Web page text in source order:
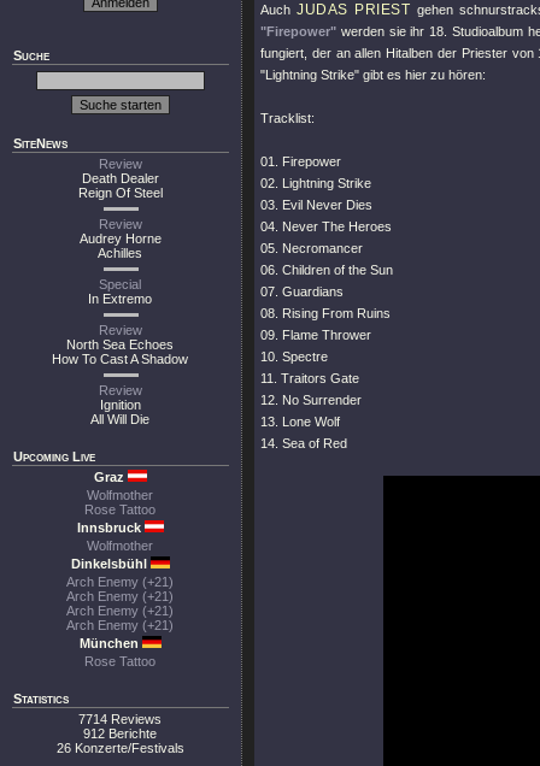
Suche
SiteNews
Review
Death Dealer
Reign Of Steel
Review
Audrey Horne
Achilles
Special
In Extremo
Review
North Sea Echoes
How To Cast A Shadow
Review
Ignition
All Will Die
Upcoming Live
Graz
Wolfmother
Rose Tattoo
Innsbruck
Wolfmother
Dinkelsbühl
Arch Enemy (+21)
Arch Enemy (+21)
Arch Enemy (+21)
Arch Enemy (+21)
München
Rose Tattoo
Statistics
7714 Reviews
912 Berichte
26 Konzerte/Festivals
AuchJUDAS PRIEST gehen
"Firepower" werden sie ihr 18. Studioalbum
fungiert, der an allen Hitalben der Priester
"Lightning Strike" gibt es hier zu hören:
Tracklist:
01. Firepower
02. Lightning Strike
03. Evil Never Dies
04. Never The Heroes
05. Necromancer
06. Children of the Sun
07. Guardians
08. Rising From Ruins
09. Flame Thrower
10. Spectre
11. Traitors Gate
12. No Surrender
13. Lone Wolf
14. Sea of Red